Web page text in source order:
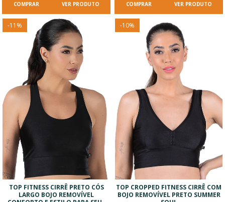
VER PRODUTO VER PRODUTO
-11 %
TOP FITNESS CIRRÊ PRETO CÓS
LARGO BOJO REMOVÍVEL
-10%
TOP CROPPED FITNESS CIRRÊ COM
BOJO REMOVÍVEL PRETO SUMMER